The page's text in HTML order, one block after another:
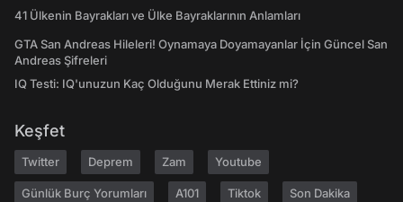
41 Ülkenin Bayrakları ve Ülke Bayraklarının Anlamları
GTA San Andreas Hileleri! Oynamaya Doyamayanlar İçin Güncel San
Andreas Şifreleri
IQ Testi: IQ'unuzun Kaç Olduğunu Merak Ettiniz mi?
Keşfet
Twitter Deprem Zam Youtube
Günlük Burç Yorumları A101 Tiktok Son Dakika